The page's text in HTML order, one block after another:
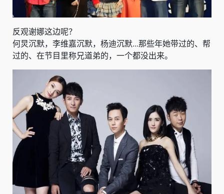
反观谢娜这边呢？
何炅沉默，李维嘉沉默，杨迪沉默...那些年她带过的、帮
过的、在节目里称兄道弟的，一个都没出来。